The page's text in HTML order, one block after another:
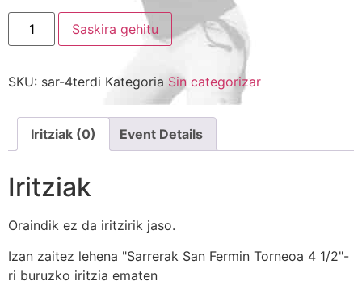
Saskira gehitu
SKU: sar-4terdi Kategoria Sin categorizar
Iritziak (0) Event Details
Iritziak
Oraindik ez da iritzirik jaso.
Izan zaitez lehena "Sarrerak San Fermin Torneoa 4 1/2"-
ri buruzko iritzia ematen